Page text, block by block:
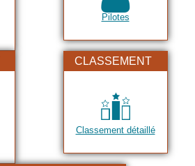
Pilotes
CLASSEMENT
Classement détaillé